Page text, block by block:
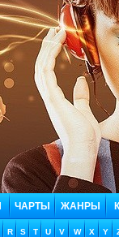
ЧАРТЫ ЖАНРЫ
R S T U V W X Y